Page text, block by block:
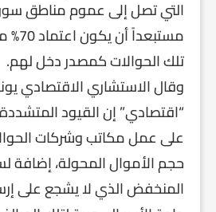
التي تصل إلى عموم مناطق
تلك الحوالات كمصدر دخل لهم.
وقال الاستشاري الاقتصادي
“اقتصادي” إن القيود
على عمل مكاتب وشركات
حجم الأموال المحولة، إضافة
المنخفض الذي لا يشجع على